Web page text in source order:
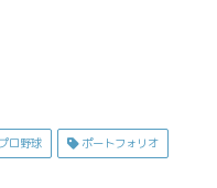
ロ野球 ポートフォリオ